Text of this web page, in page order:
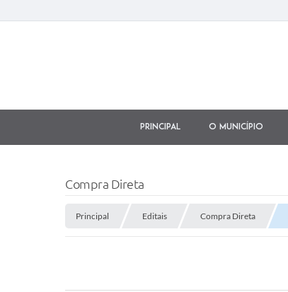
Principal O município
Compra Direta
Principal Editais Compra Direta